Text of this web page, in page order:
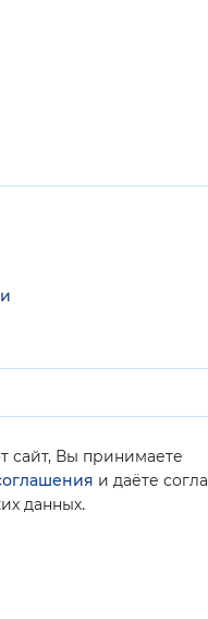
сайт, Вы принимаете
и даёте
данных.